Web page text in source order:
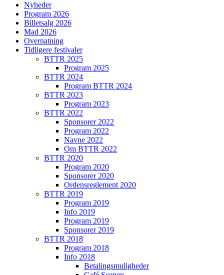
Nyheder
Program 2026
Billetsalg 2026
Mad 2026
Overnatning
Tidligere festivaler
BTTR 2025
Program 2025
BTTR 2024
Program BTTR 2024
BTTR 2023
Program 2023
BTTR 2022
Sponsorer 2022
Program 2022
Navne 2022
Om BTTR 2022
BTTR 2020
Program 2020
Sponsorer 2020
Ordensreglement 2020
BTTR 2019
Program 2019
Info 2019
Program 2019
Sponsorer 2019
BTTR 2018
Program 2018
Info 2018
Betalingsmuligheder